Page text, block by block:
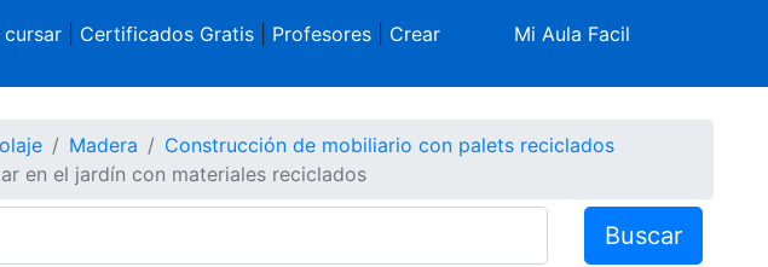
| Certificados Gratis| Profesores| Crear
Mi Aula Facil
Madera
Construcción de mobiliario con palets reciclados
en el jardín con materiales reciclados
Buscar